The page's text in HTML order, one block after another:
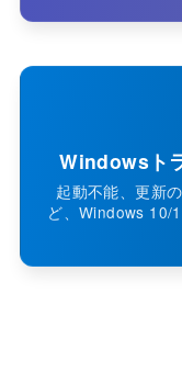
Windowsト
起動不能、更新
ど、Windows 10/